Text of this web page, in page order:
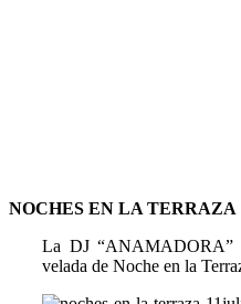
NOCHES EN LA TERRAZA
La DJ “ANAMADORA”
velada de Noche en la